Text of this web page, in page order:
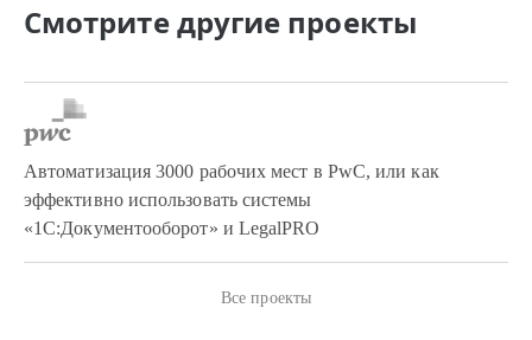
Смотрите другие проекты
Автоматизация 3000 рабочих мест в PwC, или как
эффективно использовать системы
«1С:Документооборот» и LegalPRO
Все проекты